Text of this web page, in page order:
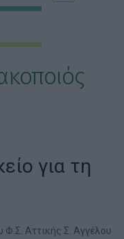
για τη
Φ.Σ. Αττικής Σ. Αγγέλου